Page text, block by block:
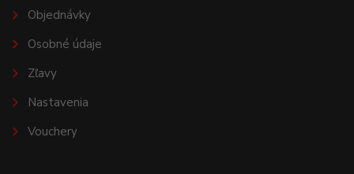
Objednávky
Osobné údaje
Zľavy
Nastavenia
Vouchery